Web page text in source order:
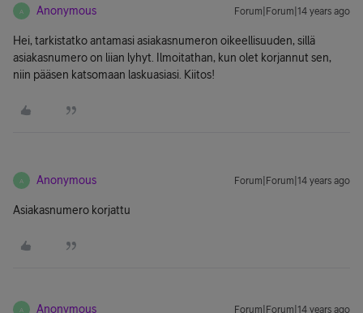
A Anonymous Forum|Forum|14 years ago
Hei, tarkistatko antamasi asiakasnumeron oikeellisuuden, sillä
asiakasnumero on liian lyhyt. Ilmoitathan, kun olet korjannut sen,
niin pääsen katsomaan laskuasiasi. Kiitos!
A Anonymous Forum|Forum|14 years ago
Asiakasnumero korjattu
A Anonymous Forum|Forum|14 years ago